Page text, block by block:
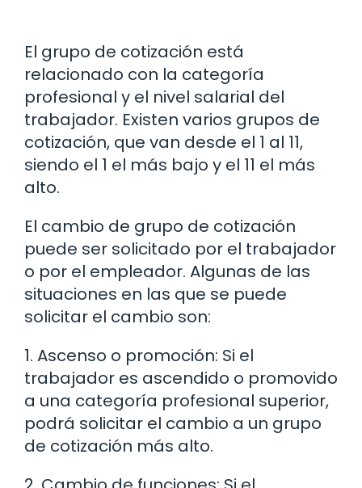
El grupo de cotización está
relacionado con la categoría
profesional y el nivel salarial del
trabajador. Existen varios grupos de
cotización, que van desde el 1 al 11,
siendo el 1 el más bajo y el 11 el más
alto.
El cambio de grupo de cotización
puede ser solicitado por el trabajador
o por el empleador. Algunas de las
situaciones en las que se puede
solicitar el cambio son:
1. Ascenso o promoción: Si el
trabajador es ascendido o promovido
a una categoría profesional superior,
podrá solicitar el cambio a un grupo
de cotización más alto.